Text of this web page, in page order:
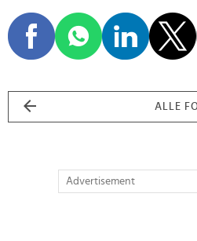
ALLE
Advertisement